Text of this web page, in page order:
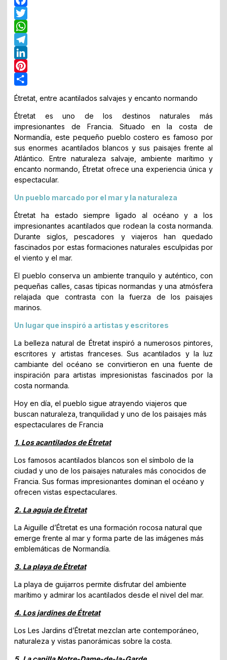
Facebook
Twitter
WhatsApp
Telegram
LinkedIn
Pinterest
Share
Étretat, entre acantilados salvajes y encanto normando
Étretat es uno de los destinos naturales más
impresionantes de Francia. Situado en la costa de
Normandía, este pequeño pueblo costero es famoso por
sus enormes acantilados blancos y sus paisajes frente al
Atlántico. Entre naturaleza salvaje, ambiente marítimo y
encanto normando, Étretat ofrece una experiencia única y
espectacular.
Un pueblo marcado por el mar y la naturaleza
Étretat ha estado siempre ligado al océano y a los
impresionantes acantilados que rodean la costa normanda.
Durante siglos, pescadores y viajeros han quedado
fascinados por estas formaciones naturales esculpidas por
el viento y el mar.
El pueblo conserva un ambiente tranquilo y auténtico, con
pequeñas calles, casas típicas normandas y una atmósfera
relajada que contrasta con la fuerza de los paisajes
marinos.
Un lugar que inspiró a artistas y escritores
La belleza natural de Étretat inspiró a numerosos pintores,
escritores y artistas franceses. Sus acantilados y la luz
cambiante del océano se convirtieron en una fuente de
inspiración para artistas impresionistas fascinados por la
costa normanda.
Hoy en día, el pueblo sigue atrayendo viajeros que
buscan naturaleza, tranquilidad y uno de los paisajes más
espectaculares de Francia
1. Los acantilados de Étretat
Los famosos acantilados blancos son el símbolo de la
ciudad y uno de los paisajes naturales más conocidos de
Francia. Sus formas impresionantes dominan el océano y
ofrecen vistas espectaculares.
2. La aguja de Étretat
La Aiguille d’Étretat es una formación rocosa natural que
emerge frente al mar y forma parte de las imágenes más
emblemáticas de Normandía.
3. La playa de Étretat
La playa de guijarros permite disfrutar del ambiente
marítimo y admirar los acantilados desde el nivel del mar.
4. Los jardines de Étretat
Los Les Jardins d’Étretat mezclan arte contemporáneo,
naturaleza y vistas panorámicas sobre la costa.